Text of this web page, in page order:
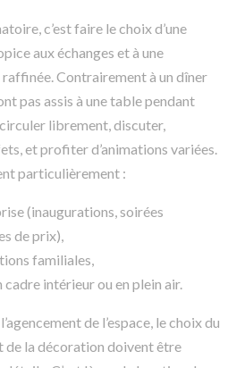
c’est faire le choix d’une
aux échanges et à une
Contrairement à un dîner
pas assis à une table pendant
librement, discuter,
et profiter d’animations variées.
particulièrement :
(inaugurations, soirées
de prix),
familiales,
intérieur ou en plein air.
de l’espace, le choix du
de la décoration doivent être